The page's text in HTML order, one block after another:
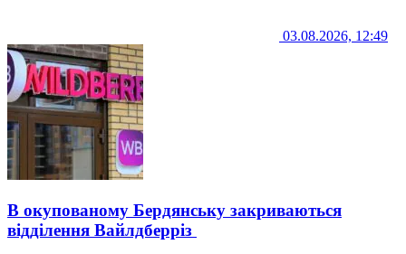
03.08.2026, 12:49
В окупованому Бердянську закриваються
відділення Вайлдберріз